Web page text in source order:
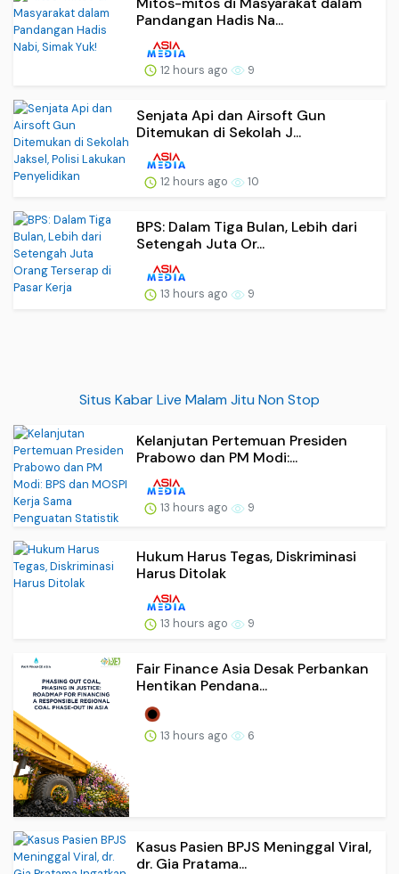
Pandangan Hadis Na...
12 hours ago 9
Senjata Api dan Airsoft Gun
Ditemukan di Sekolah J...
12 hours ago 10
BPS: Dalam Tiga Bulan, Lebih dari
Setengah Juta Or...
13 hours ago 9
Situs Kabar Live Malam Jitu Non Stop
Kelanjutan Pertemuan Presiden
Prabowo dan PM Modi:...
13 hours ago 9
Hukum Harus Tegas, Diskriminasi
Harus Ditolak
13 hours ago 9
Fair Finance Asia Desak Perbankan
Hentikan Pendana...
13 hours ago 6
Kasus Pasien BPJS Meninggal Viral,
dr. Gia Pratama...